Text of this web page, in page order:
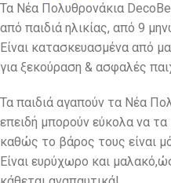
Τα Νέα Πολυθρονάκια
από παιδιά ηλικίας, από 9
Είναι κατασκευασμένα από
για ξεκούραση & ασφαλές
Τα παιδιά αγαπούν τα Νέα
επειδή μπορούν εύκολα να
καθώς το βάρος τους είναι
Eίναι ευρύχωρο και